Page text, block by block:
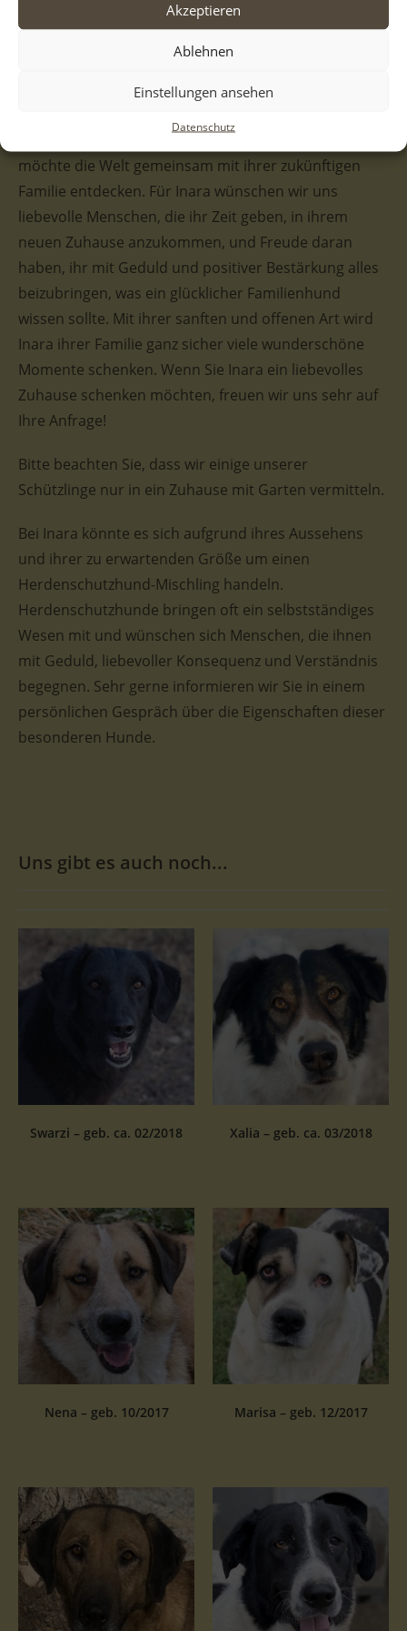
Akzeptieren
Ablehnen
Einstellungen ansehen
Datenschutz
freut sich über jede Streicheleinheit und versteht sich
möchte die Welt gemeinsam mit ihrer zukünftigen
Familie entdecken. Für Inara wünschen wir uns
liebevolle Menschen, die ihr Zeit geben, in ihrem
neuen Zuhause anzukommen, und Freude daran
haben, ihr mit Geduld und positiver Bestärkung alles
beizubringen, was ein glücklicher Familienhund
wissen sollte. Mit ihrer sanften und offenen Art wird
Inara ihrer Familie ganz sicher viele wunderschöne
Momente schenken. Wenn Sie Inara ein liebevolles
Zuhause schenken möchten, freuen wir uns sehr auf
Ihre Anfrage!
Bitte beachten Sie, dass wir einige unserer
Schützlinge nur in ein Zuhause mit Garten vermitteln.
Bei Inara könnte es sich aufgrund ihres Aussehens
und ihrer zu erwartenden Größe um einen
Herdenschutzhund-Mischling handeln.
Herdenschutzhunde bringen oft ein selbstständiges
Wesen mit und wünschen sich Menschen, die ihnen
mit Geduld, liebevoller Konsequenz und Verständnis
begegnen. Sehr gerne informieren wir Sie in einem
persönlichen Gespräch über die Eigenschaften dieser
besonderen Hunde.
Uns gibt es auch noch...
Swarzi – geb. ca. 02/2018 Xalia – geb. ca. 03/2018
Nena – geb. 10/2017 Marisa – geb. 12/2017